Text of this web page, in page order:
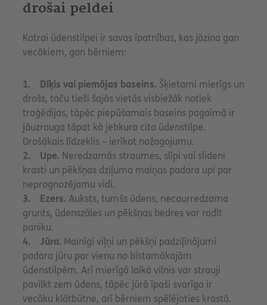
drošai peldei
Katrai ūdenstilpei ir savas īpatnības, kas jāzina gan
vecākiem, gan bērniem:
1. Dīķis vai piemājas baseins. Šķietami mierīgs un
drošs, taču tieši šajās vietās visbiežāk notiek
traģēdijas, tāpēc piepūšamais baseins pagalmā ir
jāuzrauga tāpat kā jebkura cita ūdenstilpe.
Drošākais līdzeklis – ierīkot nožogojumu.
2. Upe. Neredzamās straumes, slīpi vai slideni
krasti un pēkšņas dziļuma maiņas padara upi par
neprognozējamu vidi.
3. Ezers. Auksts, tumšs ūdens, necaurredzama
grunts, ūdenszāles un pēkšņas bedres var radīt
paniku.
4. Jūra. Mainīgi viļņi un pēkšņi padziļinājumi
padara jūru par vienu no bīstamākajām
ūdenstilpēm. Arī mierīgā laikā vilnis var strauji
pavilkt zem ūdens, tāpēc jūrā īpaši svarīga ir
vecāku klātbūtne, arī bērniem spēlējoties krastā.